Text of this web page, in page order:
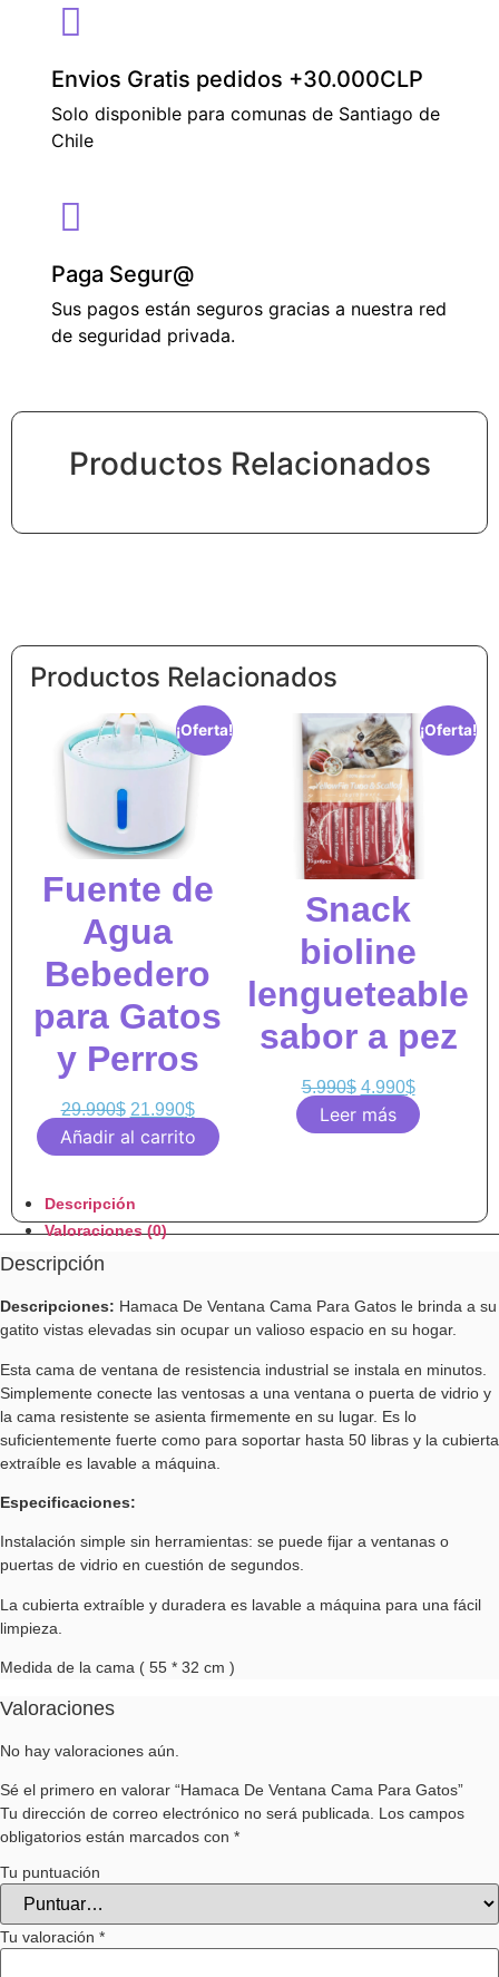
Envios Gratis pedidos +30.000CLP
Solo disponible para comunas de Santiago de
Chile
Paga Segur@
Sus pagos están seguros gracias a nuestra red
de seguridad privada.
Productos Relacionados
Productos Relacionados
¡Oferta!
Fuente de
Agua
Bebedero
para Gatos
y Perros
29.990$ 21.990$
Añadir al carrito
¡Oferta!
Snack
bioline
lengueteable
sabor a pez
5.990$ 4.990$
Leer más
Descripción
Valoraciones (0)
Descripción
Descripciones: Hamaca De Ventana Cama Para Gatos le brinda a su
gatito vistas elevadas sin ocupar un valioso espacio en su hogar.
Esta cama de ventana de resistencia industrial se instala en minutos.
Simplemente conecte las ventosas a una ventana o puerta de vidrio y
la cama resistente se asienta firmemente en su lugar. Es lo
suficientemente fuerte como para soportar hasta 50 libras y la cubierta
extraíble es lavable a máquina.
Especificaciones:
Instalación simple sin herramientas: se puede fijar a ventanas o
puertas de vidrio en cuestión de segundos.
La cubierta extraíble y duradera es lavable a máquina para una fácil
limpieza.
Medida de la cama ( 55 * 32 cm )
Valoraciones
No hay valoraciones aún.
Sé el primero en valorar “Hamaca De Ventana Cama Para Gatos”
Tu dirección de correo electrónico no será publicada.
Los campos
obligatorios están marcados con *
Tu puntuación
Tu valoración *